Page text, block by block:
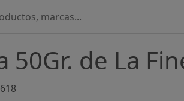
50Gr. de La